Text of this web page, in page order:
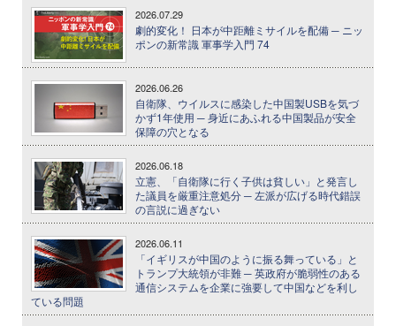
2026.07.29
劇的変化！ 日本が中距離ミサイルを配備 ─ ニッ
ポンの新常識 軍事学入門 74
2026.06.26
自衛隊、ウイルスに感染した中国製USBを気づ
かず1年使用 ─ 身近にあふれる中国製品が安全
保障の穴となる
2026.06.18
立憲、「自衛隊に行く子供は貧しい」と発言し
た議員を厳重注意処分 ─ 左派が広げる時代錯誤
の言説に過ぎない
2026.06.11
「イギリスが中国のように振る舞っている」と
トランプ大統領が非難 ─ 英政府が脆弱性のある
通信システムを企業に強要して中国などを利し
ている問題